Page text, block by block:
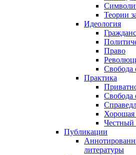
Теории
Идеология
Право
Свобода
Практика
Свобода
Честный
Публикации
литературы